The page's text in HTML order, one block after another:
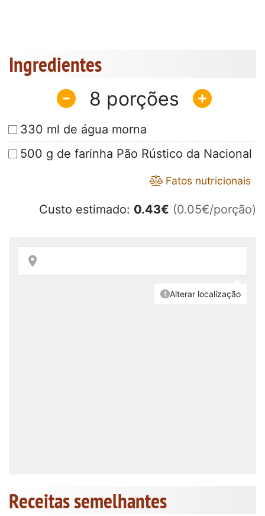
Ingredientes
8
330 ml de água morna
500 g de farinha Pão Rústico da Nacional
Fatos nutricionais
Custo estimado: 0.43€ (0.05€/porção)
Receitas semelhantes